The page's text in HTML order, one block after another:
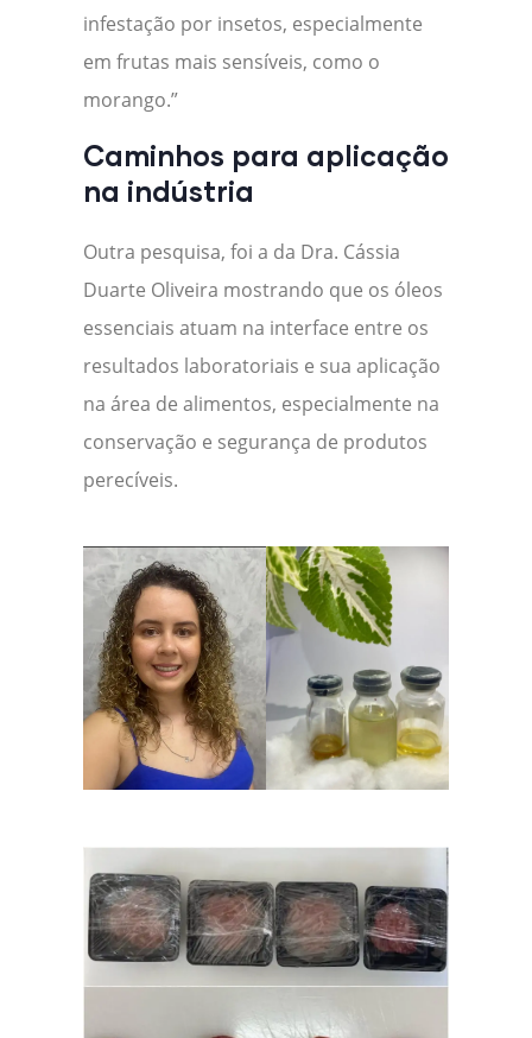
infestação por insetos, especialmente
em frutas mais sensíveis, como o
morango.”
Caminhos para aplicação
na indústria
Outra pesquisa, foi a da Dra. Cássia
Duarte Oliveira mostrando que os óleos
essenciais atuam na interface entre os
resultados laboratoriais e sua aplicação
na área de alimentos, especialmente na
conservação e segurança de produtos
perecíveis.